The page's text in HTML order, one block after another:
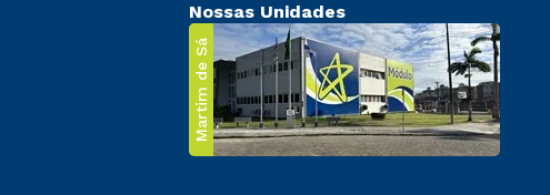
Nossas Unidades
Martim de Sá